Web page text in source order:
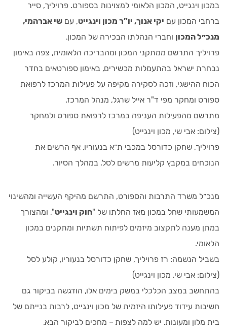
במכון וינגייט, המכון הלאומי למצוינות בספורט. פרויליך, סייר
ברחבי המכון עם יקי אנוך, יו”ר מכון וינגייט, עם שי אברהמי,
מנכ״ל המכון וחברי הנהלתו הבכירה של המכון.
פרויליך התרשם ממתקני המכון ומהבריכה הלאומית, צפה באימון
נבחרת ישראל בהתעמלות מכשירים, באימון ספורטאים בחדר
הכוח ההישגי, וזכה לסקירה מקיפה על פעילות המרכז לרפואת
ספורט ומחקר מפי ד"ר אייל שרגל, מנהל המרכז.
מתרשם מהפעילות העניפה במרכז לרפואת ספורט ולמחקר
(צילום: אבי שי, מכון וינגייט)
פרויליך, שחקן כדורסל במכבי ת״א בנעוריו, אף הרשים את
הנוכחים במקבץ קליעות מרשים לסל, במהלך הסיור.
מנכ״ל משרד התרבות והספורט, התרשם מהיקף העשייה ומהשינוי
המשמעותי שחל במכון מאז החלתו של "חוק וינגייט", ומהצורך
במתן מענה לתקצוב מיזמים לפיתוח תשתיות ומתקנים במכון
הלאומי.
בשביל הנשמה: רז פרויליך, שחקן כדורסל בנעוריו, קולע לסל
(צילום: אבי שי, מכון וינגייט)
בהתחשב במצב הכלכלי במשק בימים אלו, הודגשה בביקור גם
חשיבות עידוד פעילותו היזמית של מכון וינגייט, לרבות בנייתם של
בית מלון ומעונות. יש למה לצפות – מחכים לביקור הבא.